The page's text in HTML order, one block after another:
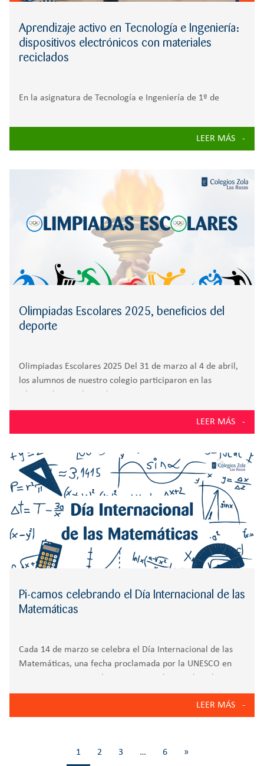
Aprendizaje activo en Tecnología e Ingeniería:
dispositivos electrónicos con materiales
reciclados
En la asignatura de Tecnología e Ingeniería de 1º de
enriquecedora situación de aprendizaje que ha convertido
el aula en un espacio de experimentación, creatividad y
LEER MÁS
Olimpiadas Escolares 2025, beneficios del
deporte
Olimpiadas Escolares 2025 Del 31 de marzo al 4 de abril,
los alumnos de nuestro colegio participaron en las
organizado por la Concejalía de Deportes del municipio en
LEER MÁS
Pi-camos celebrando el Día Internacional de las
Matemáticas
Cada 14 de marzo se celebra el Día Internacional de las
Matemáticas, una fecha proclamada por la UNESCO en
el desarrollo de la ciencia, la tecnología y la vida
LEER MÁS
1 2 3 … 6 »